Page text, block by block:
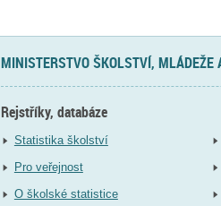
MINISTERSTVO ŠKOLSTVÍ, MLÁDEŽE
Rejstříky, databáze
Statistika školství
Pro veřejnost
O školské statistice